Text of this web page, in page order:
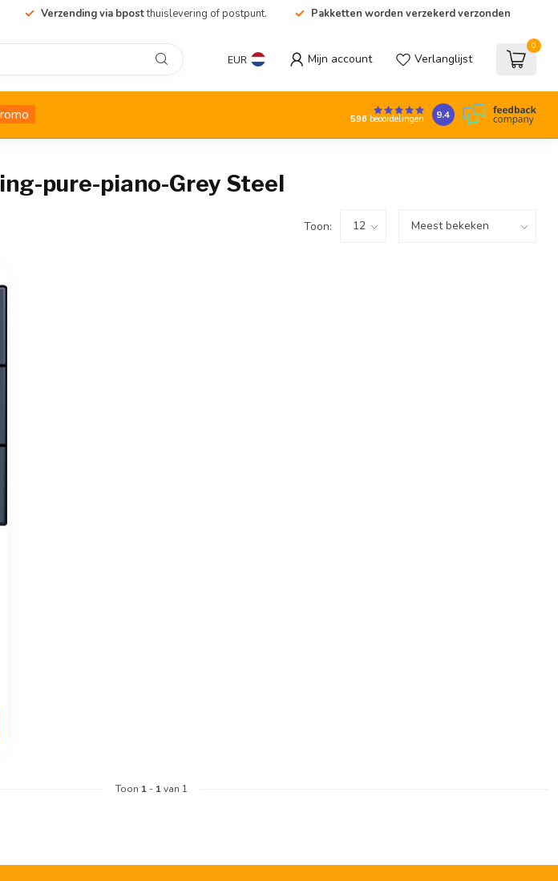
Verzending via bpostthuislevering of postpunt. Pakketten worden verzekerd verzonden
EUR Mijn account Verlanglijst
0
596beoordelingen 9.4
pure-piano-Grey Steel
Toon:
Toon 1 - 1van 1